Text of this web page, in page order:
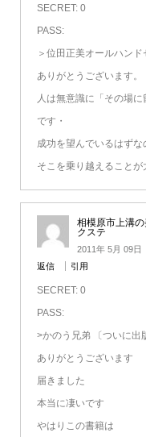
SECRET: 0
PASS:
＞位田正美オールハン
ありがとうございます。
人は無意識に「その場
です・
成功を望んでいるはずな
そこを乗り越えることが
相模原市上溝
クステ
2011年 5月 09日
返信
引用
SECRET: 0
PASS:
>かのう兄弟 〔ついに出
ありがとうございます
届きました
本当に凄いです
やはりこの書籍は